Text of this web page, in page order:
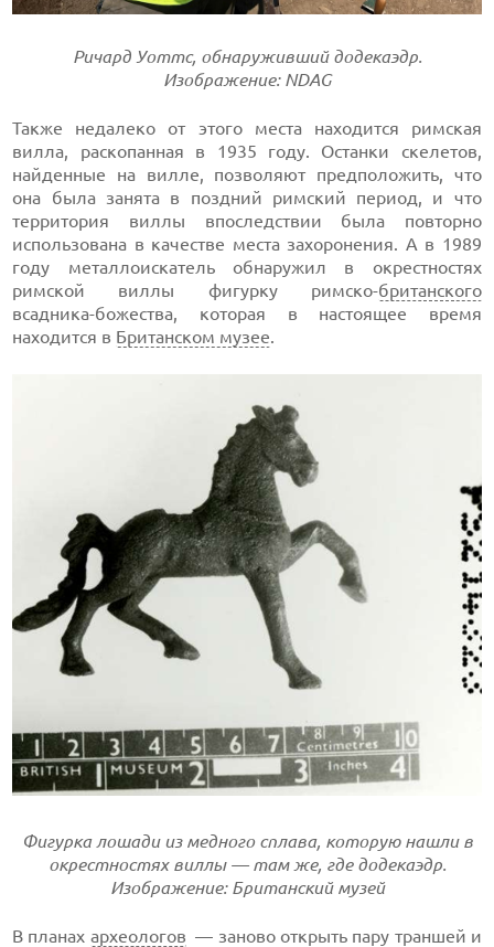
Ричард Уоттс, обнаруживший додекаэдр.
Изображение: NDAG
Также недалеко от этого места находится римская
вилла, раскопанная в 1935 году. Останки скелетов,
найденные на вилле, позволяют предположить, что
она была занята в поздний римский период, и что
территория виллы впоследствии была повторно
использована в качестве места захоронения. А в 1989
году металлоискатель обнаружил в окрестностях
римской виллы фигурку римско-британского
всадника-божества, которая в настоящее время
находится в Британском музее
Фигурка лошади из медного сплава, которую нашли в
окрестностях виллы — там же, где додекаэдр.
Изображение: Британский музей
В планах археологов — заново открыть пару траншей и